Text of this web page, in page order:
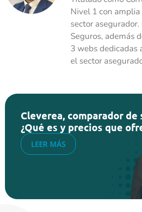
Nivel 1 con
sector
Seguros, además
3 webs dedicadas
el sector
Cleverea, comparador de
¿Qué es y precios que
LEER MÁS